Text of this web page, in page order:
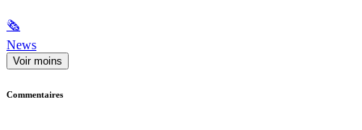
🗞
News
Voir moins
Commentaires